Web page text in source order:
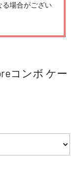
場合がござい
コンボ ケー